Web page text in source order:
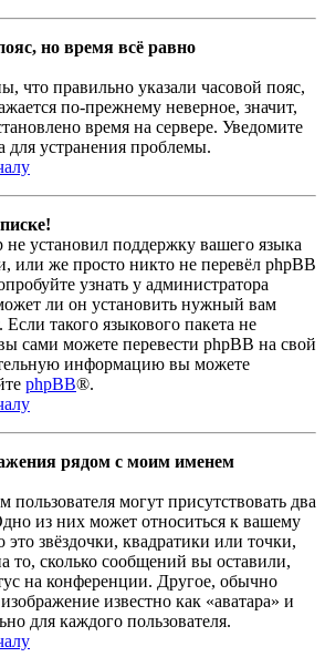
но время всё равно
что правильно указали часовой пояс,
по-прежнему неверное, значит,
время на сервере. Уведомите
для устранения проблемы.
установил поддержку вашего языка
или же просто никто не перевёл phpBB
узнать у администратора
ли он установить нужный вам
Если такого языкового пакета не
сами можете перевести phpBB на свой
информацию вы можете
phpBB®.
рядом с моим именем
пользователя могут присутствовать два
из них может относиться к вашему
звёздочки, квадратики или точки,
то, сколько сообщений вы оставили,
на конференции. Другое, обычно
известно как «аватара» и
для каждого пользователя.